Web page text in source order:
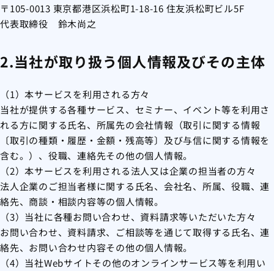
〒105-0013 東京都港区浜松町1-18-16 住友浜松町ビル5F
代表取締役 鈴木尚之
2.当社が取り扱う個人情報及びその主体
（1）本サービスを利用される方々
当社が提供する各種サービス、セミナー、イベント等を利用さ
れる方に関する氏名、所属先の会社情報（取引に関する情報
〔取引の種類・履歴・金額・残高等〕及び与信に関する情報を
含む。）、役職、連絡先その他の個人情報。
（2）本サービスを利用される法人又は企業の担当者の方々
法人企業のご担当者様に関する氏名、会社名、所属、役職、連
絡先、商談・相談内容等の個人情報。
（3）当社に各種お問い合わせ、資料請求等いただいた方々
お問い合わせ、資料請求、ご相談等を通じて取得する氏名、連
絡先、お問い合わせ内容その他の個人情報。
（4）当社Webサイトその他のオンラインサービス等を利用い